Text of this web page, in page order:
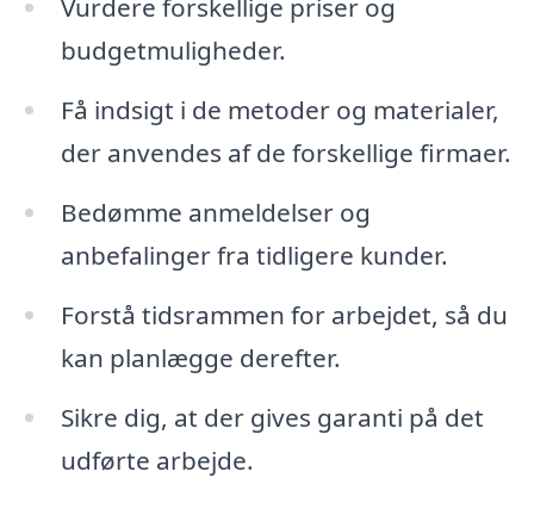
Vurdere forskellige priser og
budgetmuligheder.
Få indsigt i de metoder og materialer,
der anvendes af de forskellige firmaer.
Bedømme anmeldelser og
anbefalinger fra tidligere kunder.
Forstå tidsrammen for arbejdet, så du
kan planlægge derefter.
Sikre dig, at der gives garanti på det
udførte arbejde.